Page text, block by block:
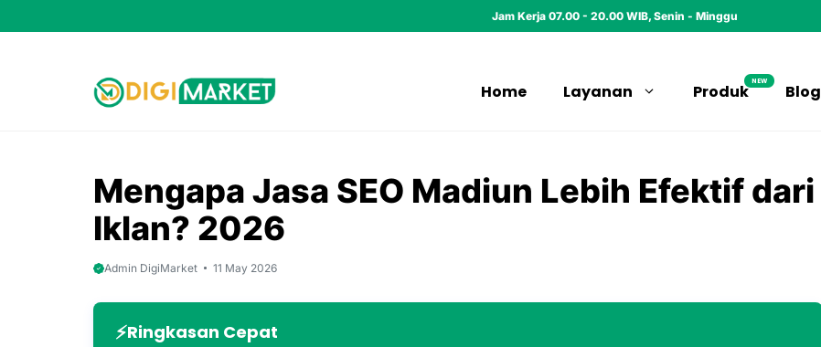
to
Jam Kerja 07.00 - 20.00 WIB, Senin - Minggu
Home Layanan Produk
NEW
Blog
Mengapa Jasa SEO Madiun Lebih Efektif dari
Iklan? 2026
Admin DigiMarket 11 May 2026
Ringkasan Cepat